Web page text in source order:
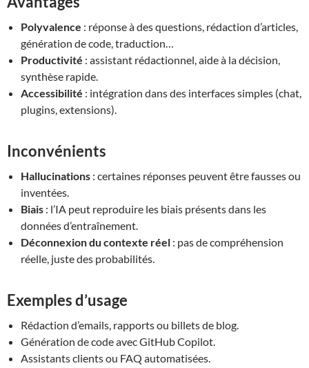
Polyvalence : réponse à des questions, rédaction d’articles,
génération de code, traduction…
Productivité : assistant rédactionnel, aide à la décision,
synthèse rapide.
Accessibilité : intégration dans des interfaces simples (chat,
plugins, extensions).
Inconvénients
Hallucinations : certaines réponses peuvent être fausses ou
inventées.
Biais : l’IA peut reproduire les biais présents dans les
données d’entraînement.
Déconnexion du contexte réel : pas de compréhension
réelle, juste des probabilités.
Exemples d’usage
Rédaction d’emails, rapports ou billets de blog.
Génération de code avec GitHub Copilot.
Assistants clients ou FAQ automatisées.